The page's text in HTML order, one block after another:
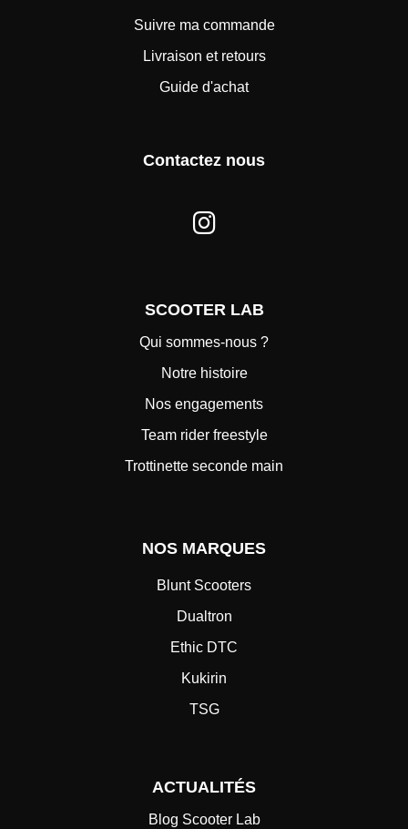
Suivre ma commande
Livraison et retours
Guide d'achat
Contactez nous
SCOOTER LAB
Qui sommes-nous ?
Notre histoire
Nos engagements
Team rider freestyle
Trottinette seconde main
NOS MARQUES
Blunt Scooters
Dualtron
Ethic DTC
Kukirin
TSG
ACTUALITÉS
Blog Scooter Lab